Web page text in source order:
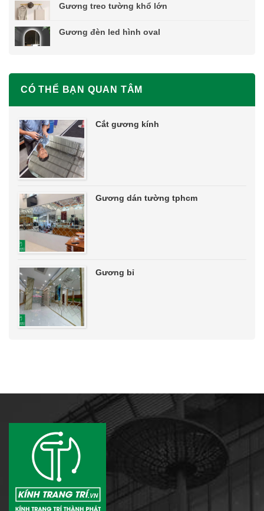
Gương treo tường khổ lớn
Gương đèn led hình oval
CÓ THỂ BẠN QUAN TÂM
Cắt gương kính
Gương dán tường tphcm
Gương bỉ